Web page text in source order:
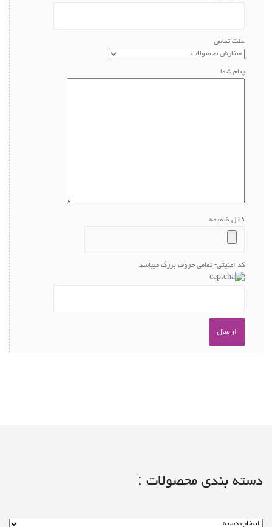
علت تماس
پیام شما
فایل ضمیمه
کد امنیتی- تمامی حروف بزرگ میباشد
دسته بندی محصولات :